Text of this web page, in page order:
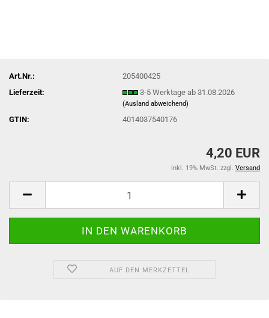
Art.Nr.:
205400425
Lieferzeit:
3-5 Werktage ab 31.08.2026
(Ausland abweichend)
GTIN: 4014037540176
4,20 EUR
inkl. 19% MwSt. zzgl. Versand
AUF DEN MERKZETTEL